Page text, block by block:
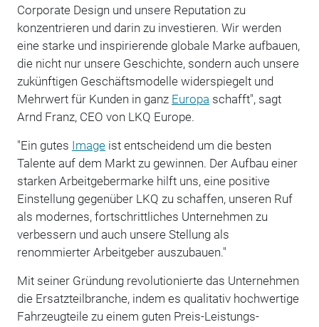
Corporate Design und unsere Reputation zu
konzentrieren und darin zu investieren. Wir werden
eine starke und inspirierende globale Marke aufbauen,
die nicht nur unsere Geschichte, sondern auch unsere
zukünftigen Geschäftsmodelle widerspiegelt und
Mehrwert für Kunden in ganz Europa schafft", sagt
Arnd Franz, CEO von LKQ Europe.
"Ein gutes Imageist entscheidend um die besten
Talente auf dem Markt zu gewinnen. Der Aufbau einer
starken Arbeitgebermarke hilft uns, eine positive
Einstellung gegenüber LKQ zu schaffen, unseren Ruf
als modernes, fortschrittliches Unternehmen zu
verbessern und auch unsere Stellung als
renommierter Arbeitgeber auszubauen."
Mit seiner Gründung revolutionierte das Unternehmen
die Ersatzteilbranche, indem es qualitativ hochwertige
Fahrzeugteile zu einem guten Preis-Leistungs-